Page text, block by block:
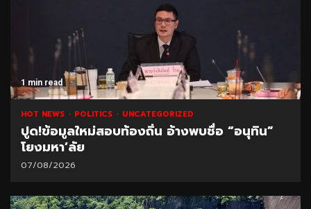
1 min read
HOT NEWS POLITICS UNCATEGORIZED
ปูด!ข้อมูลใหม่สอบท้องถิ่น อ้างพบชื่อ “อนุทิน”
โยงมหา’ลัย
07/08/2026